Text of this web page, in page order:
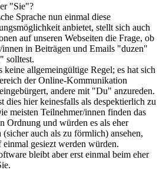
"Sie"?
Sprache nun einmal diese
anbietet, stellt sich auch
auf unseren Webseiten die Frage, ob
innen in Beiträgen und Emails "duzen"
solltest.
keine allgemeingültige Regel; es hat sich
der Online-Kommunikation
andere mit "Du" anzureden.
dies hier keinesfalls als despektierlich zu
meisten Teilnehmer/innen finden das
Ordnung und würden es als eher
(sicher auch als zu förmlich) ansehen,
einmal gesiezt werden würden.
bleibt aber erst einmal beim eher